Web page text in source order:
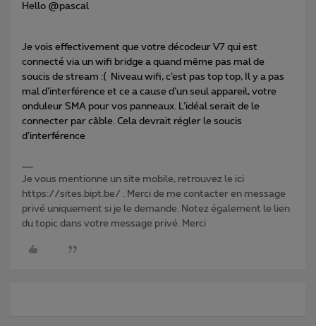
Hello @pascal
Je vois effectivement que votre décodeur V7 qui est
connecté via un wifi bridge a quand même pas mal de
soucis de stream :( Niveau wifi, c’est pas top top, Il y a pas
mal d’interférence et ce a cause d’un seul appareil, votre
onduleur SMA pour vos panneaux. L’idéal serait de le
connecter par câble. Cela devrait régler le soucis
d’interférence
Je vous mentionne un site mobile, retrouvez le ici
https://sites.bipt.be/ . Merci de me contacter en message
privé uniquement si je le demande. Notez également le lien
du topic dans votre message privé. Merci